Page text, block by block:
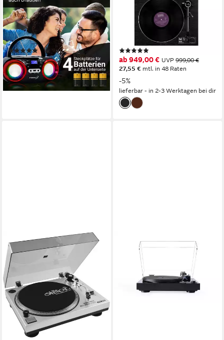
CL-810 tragbarer CD-Player
(CD, tragbar,Boombox,LED-
Disco-Beleuchtung,FM Radio
mit MP3 USB)
(1)
49,90 € UVP69,90 €
-29%
lieferbar - in 2-3 Werktagen bei dir
CS-529 Plattenspieler
(Riemenantrieb, Bluetooth,
Vollautomat, optionale
Steuerung per App)
ab 949,00 € UVP 999,00 €
27,55 € mtl. in 48 Raten
-5%
lieferbar - in 2-3 Werktagen bei dir